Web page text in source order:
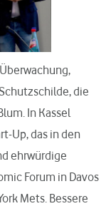
die
In Kassel
Up, das in den
ehrwürdige
Forum in Davos
Mets. Bessere